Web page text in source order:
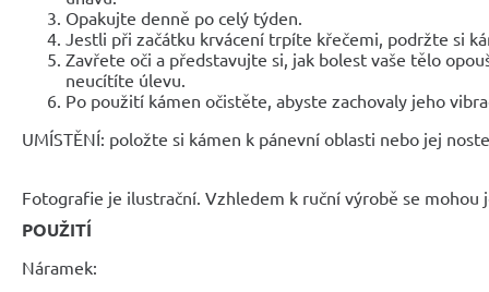
Opakujte denně po celý týden.
Jestli při začátku krvácení trpíte křečemi, podržte si
Zavřete oči a představujte si, jak bolest vaše tělo
neucítíte úlevu.
Po použití kámen očistěte, abyste zachovaly jeho
UMÍSTĚNÍ: položte si kámen k pánevní oblasti nebo jej
Fotografie je ilustrační. Vzhledem k ruční výrobě se
POUŽITÍ
Náramek: